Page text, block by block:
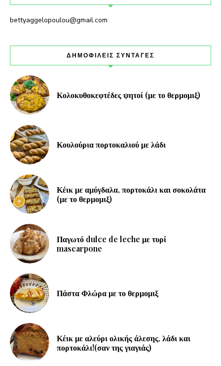
bettyaggelopoulou@gmail.com
ΔΗΜΟΦΙΛΕΙΣ ΣΥΝΤΑΓΕΣ
Κολοκυθοκεφτέδες ψητοί (με το θερμομιξ)
Κουλούρια πορτοκαλιού με λάδι
Κέικ με αμύγδαλα, πορτοκάλι και σοκολάτα
(με το θερμομιξ)
Παγωτό dulce de leche με τυρί
mascarpone
Πάστα Φλώρα με το θερμομιξ
Κέικ με αλεύρι ολικής άλεσης, λάδι και
πορτοκάλι!(σαν της γιαγιάς)